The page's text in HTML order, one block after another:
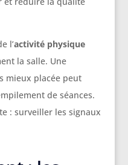
l’activité physique
la salle. Une
mieux placée peut
de séances.
: surveiller les signaux